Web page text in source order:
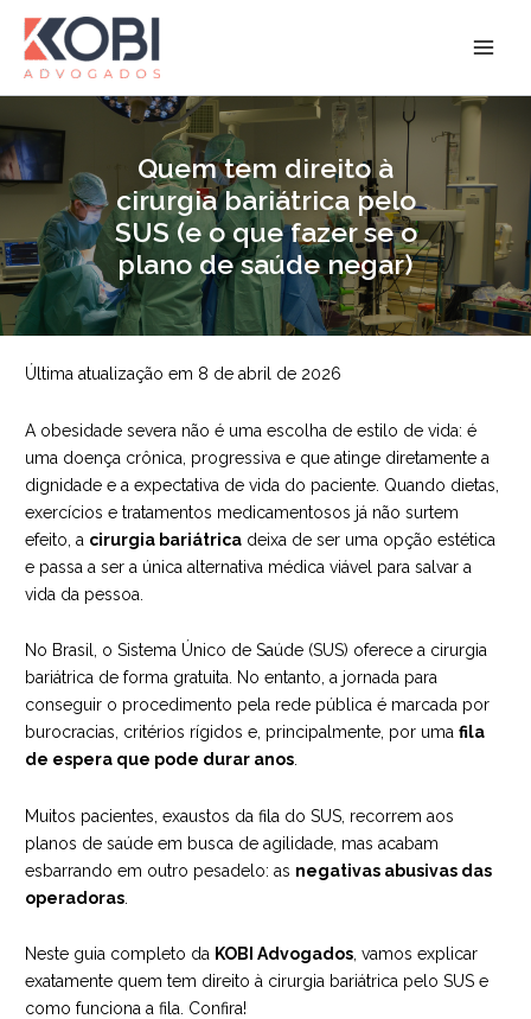
para
conteúdo
Quem tem direito à
cirurgia bariátrica pelo
SUS (e o que fazer se o
plano de saúde negar)
Última atualização em 8 de abril de 2026
A obesidade severa não é uma escolha de estilo de vida: é
uma doença crônica, progressiva e que atinge diretamente a
dignidade e a expectativa de vida do paciente. Quando dietas,
exercícios e tratamentos medicamentosos já não surtem
efeito, a cirurgia bariátrica deixa de ser uma opção estética
e passa a ser a única alternativa médica viável para salvar a
vida da pessoa.
No Brasil, o Sistema Único de Saúde (SUS) oferece a cirurgia
bariátrica de forma gratuita. No entanto, a jornada para
conseguir o procedimento pela rede pública é marcada por
burocracias, critérios rígidos e, principalmente, por uma fila
de espera que pode durar anos
Muitos pacientes, exaustos da fila do SUS, recorrem aos
planos de saúde em busca de agilidade, mas acabam
esbarrando em outro pesadelo: as negativas abusivas das
operadoras
Neste guia completo da KOBI Advogados , vamos explicar
exatamente quem tem direito à cirurgia bariátrica pelo SUS e
como funciona a fila. Confira!